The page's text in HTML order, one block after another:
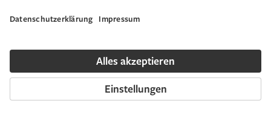
des Sammlungsbestands, das inhaltliche
häufig bildmäßig vollendeten, oft auch
farbigen Handzeichnungen bedienten die
Schaulust der aufgeklärten Bürgerinnen und